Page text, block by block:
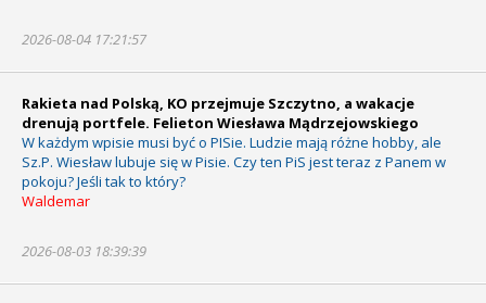
2026-08-04 17:21:57
Rakieta nad Polską, KO przejmuje Szczytno, a wakacje
drenują portfele. Felieton Wiesława Mądrzejowskiego
W każdym wpisie musi być o PISie. Ludzie mają różne hobby, ale
Sz.P. Wiesław lubuje się w Pisie. Czy ten PiS jest teraz z Panem w
pokoju? Jeśli tak to który?
Waldemar
2026-08-03 18:39:39